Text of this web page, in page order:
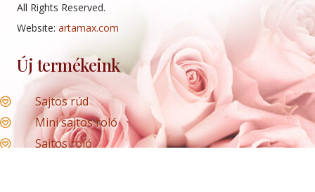
All Rights Reserved.
Website: artamax.com
Új termékeink
Sajtos rúd
Mini sajtos roló
Sajtos roló